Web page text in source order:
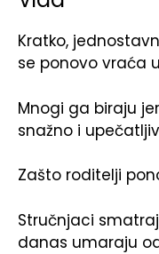
Kratko,
se ponovo vraća
Mnogi ga biraju
snažno i
Zašto roditelji
Stručnjaci
danas umaraju